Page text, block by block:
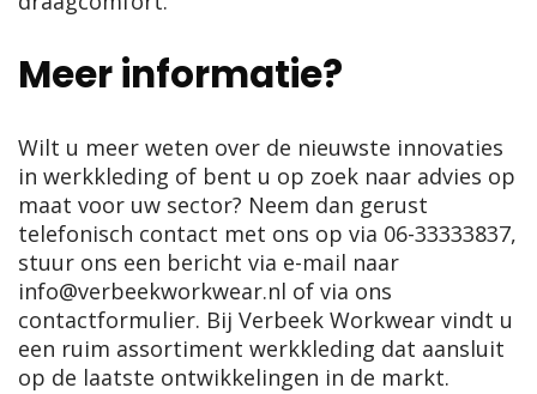
Meer informatie?
Wilt u meer weten over de nieuwste innovaties
in werkkleding of bent u op zoek naar advies op
maat voor uw sector? Neem dan gerust
telefonisch contact met ons op via 06-33333837,
stuur ons een bericht via e-mail naar
info@verbeekworkwear.nl of via ons
contactformulier. Bij Verbeek Workwear vindt u
een ruim assortiment werkkleding dat aansluit
op de laatste ontwikkelingen in de markt.